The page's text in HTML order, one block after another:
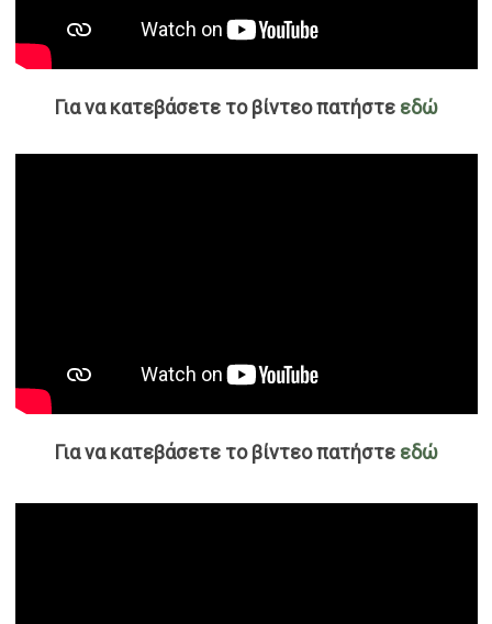
Για να κατεβάσετε το βίντεο πατήστε εδώ
Για να κατεβάσετε το βίντεο πατήστε εδώ